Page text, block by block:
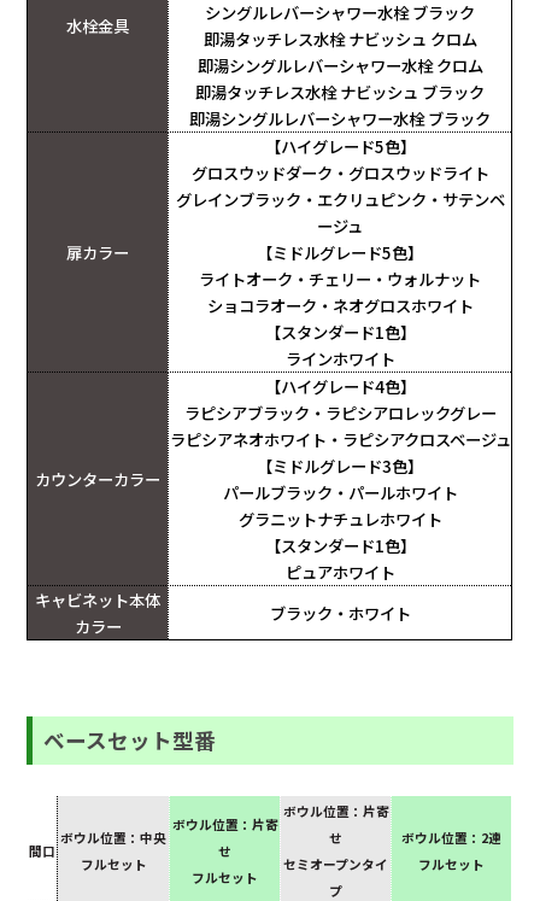
水栓金具
シングルレバーシャワー水栓 ブラック
即湯タッチレス水栓 ナビッシュ クロム
即湯シングルレバーシャワー水栓 クロム
即湯タッチレス水栓 ナビッシュ ブラック
即湯シングルレバーシャワー水栓 ブラック
扉カラー
【ハイグレード5色】
グロスウッドダーク・グロスウッドライト
グレインブラック・エクリュピンク・サテンベ
ージュ
【ミドルグレード5色】
ライトオーク・チェリー・ウォルナット
ショコラオーク・ネオグロスホワイト
【スタンダード1色】
ラインホワイト
カウンターカラー
【ハイグレード4色】
ラピシアブラック・ラピシアロレックグレー
ラピシアネオホワイト・ラピシアクロスベージュ
【ミドルグレード3色】
パールブラック・パールホワイト
グラニットナチュレホワイト
【スタンダード1色】
ピュアホワイト
キャビネット本体
カラー
ブラック・ホワイト
ベースセット型番
間口
ボウル位置：中央
フルセット
ボウル位置：片寄
せ
フルセット
ボウル位置：片寄
せ
セミオープンタイ
プ
ボウル位置：2連
フルセット